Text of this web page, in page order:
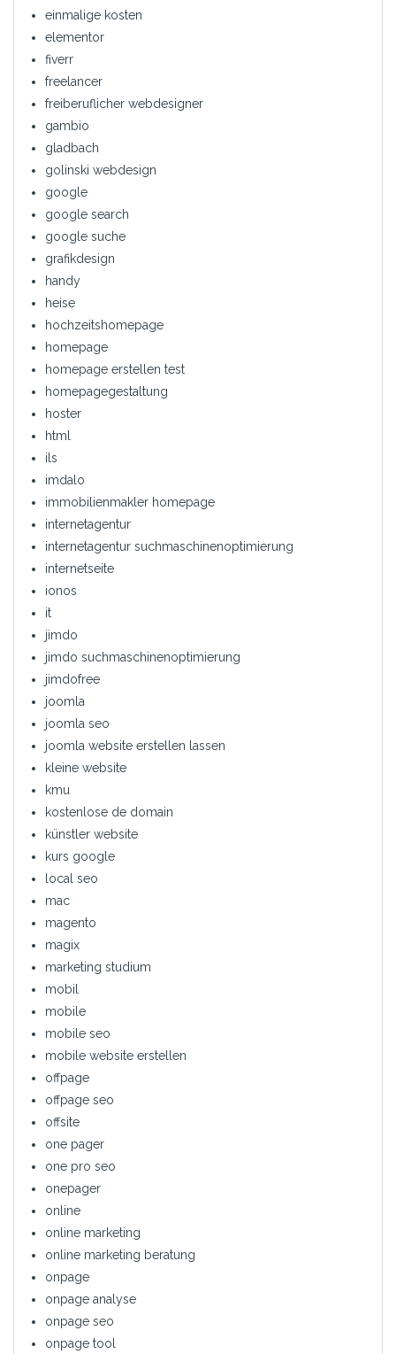
einmalige kosten
elementor
fiverr
freelancer
freiberuflicher webdesigner
gambio
gladbach
golinski webdesign
google
google search
google suche
grafikdesign
handy
heise
hochzeitshomepage
homepage
homepage erstellen test
homepagegestaltung
hoster
html
ils
imdalo
immobilienmakler homepage
internetagentur
internetagentur suchmaschinenoptimierung
internetseite
ionos
it
jimdo
jimdo suchmaschinenoptimierung
jimdofree
joomla
joomla seo
joomla website erstellen lassen
kleine website
kmu
kostenlose de domain
künstler website
kurs google
local seo
mac
magento
magix
marketing studium
mobil
mobile
mobile seo
mobile website erstellen
offpage
offpage seo
offsite
one pager
one pro seo
onepager
online
online marketing
online marketing beratung
onpage
onpage analyse
onpage seo
onpage tool